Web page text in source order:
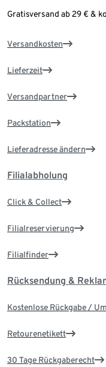
Gratisversand ab 29 € &
Versandkosten
Lieferzeit
Versandpartner
Packstation
Lieferadresse ändern
Filialabholung
Click & Collect
Filialreservierung
Filialfinder
Rücksendung &
Kostenlose Rückgabe /
Retourenetikett
30 Tage Rückgaberecht